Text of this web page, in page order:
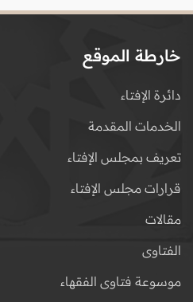
خارطة الموقع
دائرة الإفتاء
الخدمات المقدمة
تعريف بمجلس الإفتاء
قرارات مجلس الإفتاء
مقالات
الفتاوى
موسوعة فتاوى الفقهاء